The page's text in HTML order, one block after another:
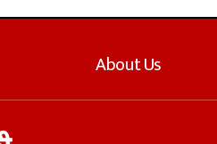
About Us